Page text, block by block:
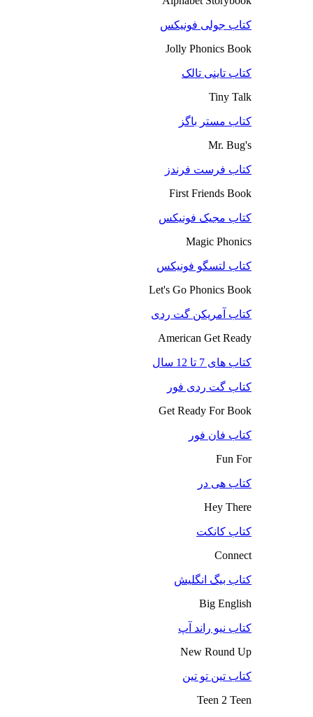
کتاب جولی فونیکس
Jolly Phonics Book
کتاب تاینی تالک
Tiny Talk
کتاب مستر باگز
Mr. Bug's
کتاب فرست فرندز
First Friends Book
کتاب مجیک فونیکس
Magic Phonics
کتاب لتسگو فونیکس
Let's Go Phonics Book
کتاب آمریکن گت ردی
American Get Ready
کتاب های 7 تا 12 سال
کتاب گت ردی فور
Get Ready For Book
کتاب فان فور
Fun For
کتاب هی در
Hey There
کتاب کانکت
Connect
کتاب بیگ انگلیش
Big English
کتاب نیو راند آپ
New Round Up
کتاب تین تو تین
Teen 2 Teen